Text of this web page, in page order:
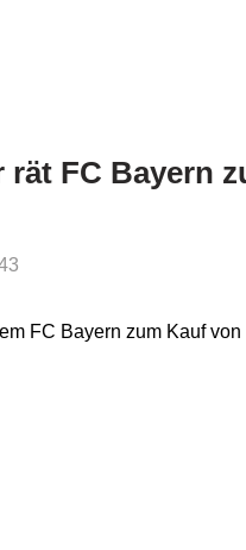
rät FC Bayern